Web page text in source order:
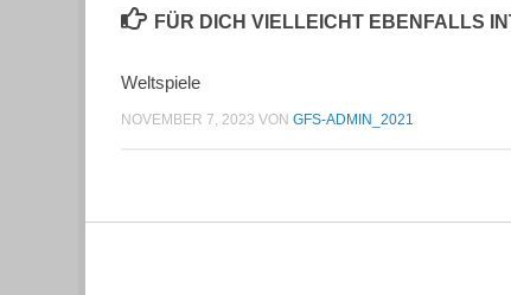
FÜR DICH VIELLEICHT EBENFALLS
Weltspiele
NOVEMBER 7, 2023 VON GFS-ADMIN_2021